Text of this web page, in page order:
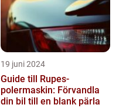
19 juni 2024
Guide till Rupes-
polermaskin: Förvandla
din bil till en blank pärla